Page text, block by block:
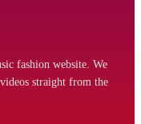
fashion website. We
straight from the